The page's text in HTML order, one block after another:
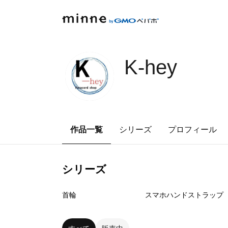
K-hey
作品一覧 シリーズ プロフィール
シリーズ
首輪 スマホハンドストラップ